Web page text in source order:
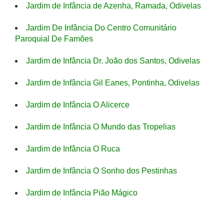
Jardim de Infância de Azenha, Ramada, Odivelas
Jardim De Infância Do Centro Comunitário
Paroquial De Famões
Jardim de Infância Dr. João dos Santos, Odivelas
Jardim de Infância Gil Eanes, Pontinha, Odivelas
Jardim de Infância O Alicerce
Jardim de Infância O Mundo das Tropelias
Jardim de Infância O Ruca
Jardim de Infância O Sonho dos Pestinhas
Jardim de Infância Pião Mágico